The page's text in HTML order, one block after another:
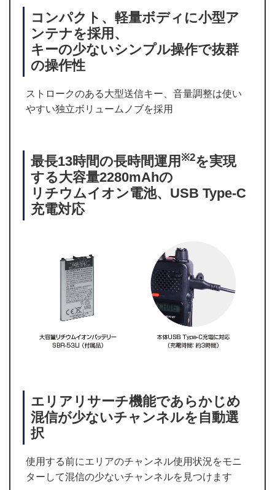
コンパクト、軽量ボディに小型ア
ンテナを採用、
キーの少ないシンプル操作で抜群
の操作性
ストロークのある大型送信キー、音量調整は使い
やすい独立ボリュームノブを採用
最長13時間の長時間運用 ※2を実現
する大容量2280mAhの
リチウムイオン電池、USB Type-C
充電対応
エリアリサーチ機能であらかじめ
混信が少ないチャンネルを自動選
択
使用する前にエリアのチャンネル使用状況をモニ
ターして混信の少ないチャンネルを見つけます